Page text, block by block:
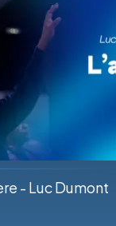
- Luc Dumont